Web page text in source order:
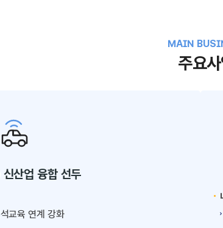
MAIN
주요
산업 융합 선두
교육 연계 강화